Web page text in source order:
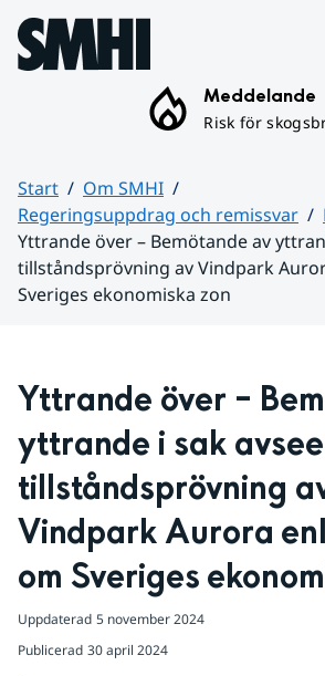
Hoppa till sidans innehåll
Meddelande
Risk för
Start
Om SMHI
Regeringsuppdrag och remissvar
Yttrande över – Bemötande av
tillståndsprövning av Vindpark
Sveriges ekonomiska zon
Yttrande över –
yttrande i sak
tillståndsprövning
Vindpark Aurora
om Sveriges
Uppdaterad 5 november 2024
Publicerad 30 april 2024